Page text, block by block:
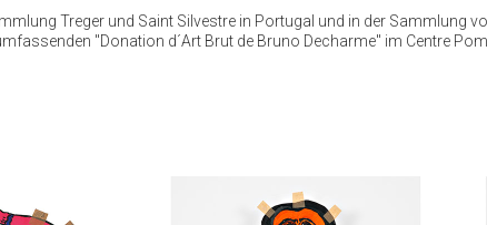
Treger und Saint Silvestre in Portugal und in der Sammlung
"Donation d´Art Brut de Bruno Decharme" im Centre